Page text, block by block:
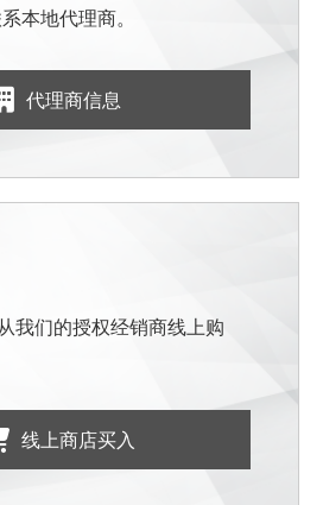
本地代理商。
代理商信息
我们的授权经销商线上购
线上商店买入